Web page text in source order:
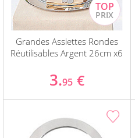
Grandes Assiettes Rondes
Réutilisables Argent 26cm x6
3.95 €